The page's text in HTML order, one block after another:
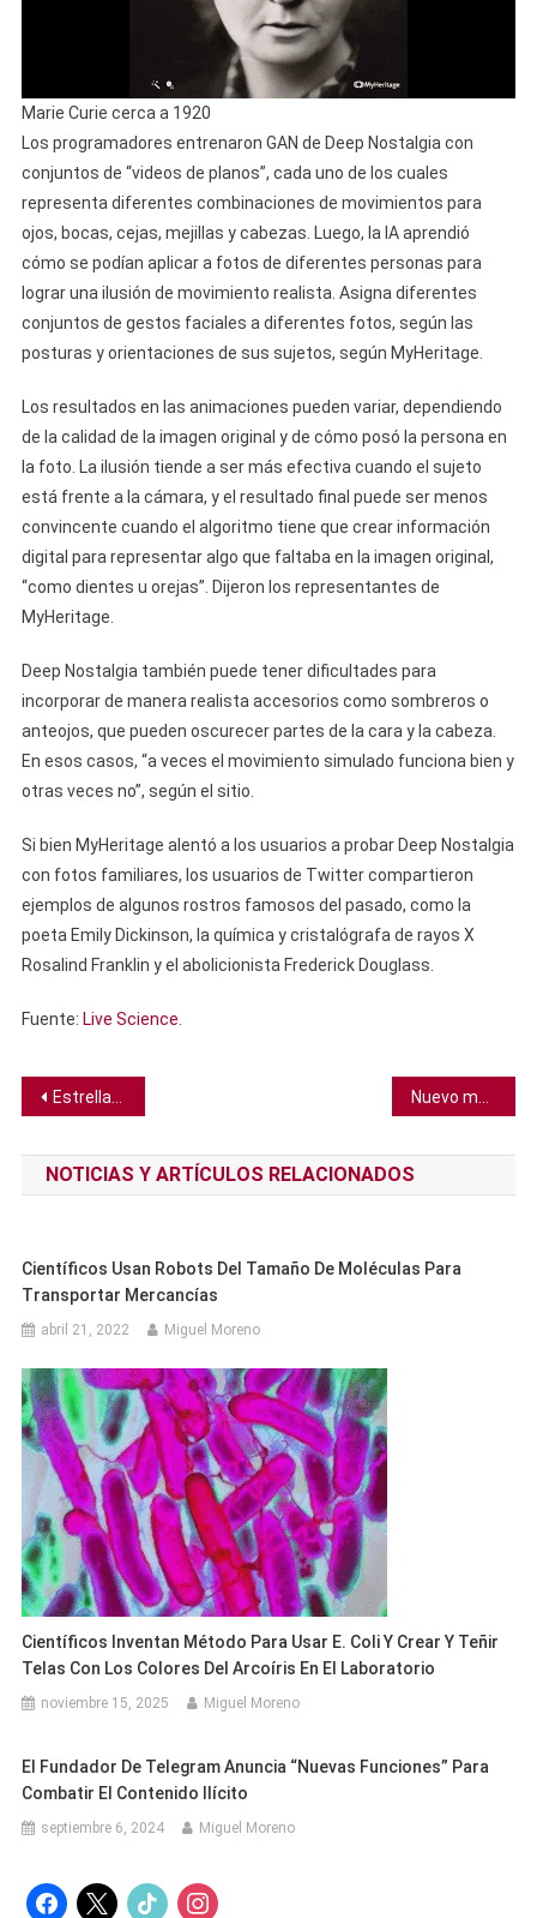
Marie Curie cerca a 1920
Los programadores entrenaron GAN de Deep Nostalgia con
conjuntos de “videos de planos”, cada uno de los cuales
representa diferentes combinaciones de movimientos para
ojos, bocas, cejas, mejillas y cabezas. Luego, la IA aprendió
cómo se podían aplicar a fotos de diferentes personas para
lograr una ilusión de movimiento realista. Asigna diferentes
conjuntos de gestos faciales a diferentes fotos, según las
posturas y orientaciones de sus sujetos, según MyHeritage.
Los resultados en las animaciones pueden variar, dependiendo
de la calidad de la imagen original y de cómo posó la persona en
la foto. La ilusión tiende a ser más efectiva cuando el sujeto
está frente a la cámara, y el resultado final puede ser menos
convincente cuando el algoritmo tiene que crear información
digital para representar algo que faltaba en la imagen original,
“como dientes u orejas”. Dijeron los representantes de
MyHeritage.
Deep Nostalgia también puede tener dificultades para
incorporar de manera realista accesorios como sombreros o
anteojos, que pueden oscurecer partes de la cara y la cabeza.
En esos casos, “a veces el movimiento simulado funciona bien y
otras veces no”, según el sitio.
Si bien MyHeritage alentó a los usuarios a probar Deep Nostalgia
con fotos familiares, los usuarios de Twitter compartieron
ejemplos de algunos rostros famosos del pasado, como la
poeta Emily Dickinson, la química y cristalógrafa de rayos X
Rosalind Franklin y el abolicionista Frederick Douglass.
Fuente: Live Science
Navegación
de
entradas
Estrellas de ‘materia oscura’ pueden estar detrás de la mayor detección de ondas gravitatorias hasta la fecha
NOTICIAS Y ARTÍCULOS RELACIONADOS
Científicos Usan Robots Del Tamaño De Moléculas Para
Transportar Mercancías
abril 21, 2022 Miguel Moreno
Científicos Inventan Método Para Usar E. Coli Y Crear Y Teñir
Telas Con Los Colores Del Arcoíris En El Laboratorio
noviembre 15, 2025 Miguel Moreno
El Fundador De Telegram Anuncia “nuevas Funciones” Para
Combatir El Contenido Ilícito
septiembre 6, 2024 Miguel Moreno
facebook
x tiktok instagram